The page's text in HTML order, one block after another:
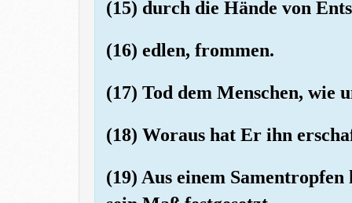
(15) durch die Hände von
(16) edlen, frommen.
(17) Tod dem Menschen, wie
(18) Woraus hat Er ihn
(19) Aus einem